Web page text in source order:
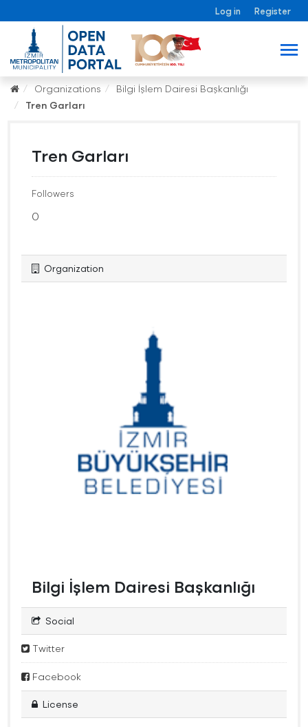
Log in Register
Organizations
Bilgi İşlem Dairesi Başkanlığı
Tren Garları
Tren Garları
Followers
0
Organization
Bilgi İşlem Dairesi Başkanlığı
Social
Twitter
Facebook
License